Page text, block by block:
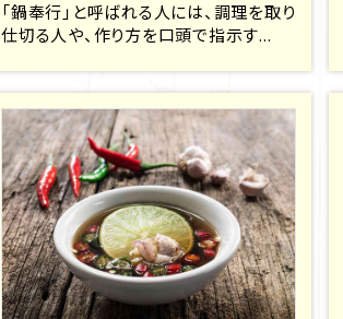
「鍋奉行」と呼ばれる人には、調理を取り
仕切る人や、作り方を口頭で指示す...